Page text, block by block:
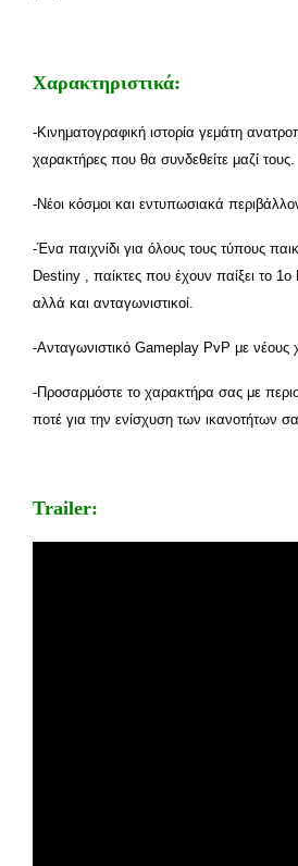
Χαρακτηριστικά:
-Κινηματογραφική ιστορία γεμάτη
χαρακτήρες που θα συνδεθείτε μαζί τους.
-Νέοι κόσμοι και εντυπωσιακά
-Ένα παιχνίδι για όλους τους τύπους
Destiny , παίκτες που έχουν παίξει το 1o
αλλά και ανταγωνιστικοί.
-Ανταγωνιστικό Gameplay PvP με νέους
-Προσαρμόστε το χαρακτήρα σας με
ποτέ για την ενίσχυση των ικανοτήτων
Trailer: